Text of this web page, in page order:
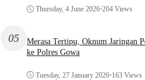
Thursday, 4 June 2026•204 Views
05
Merasa Tertipu, Oknum Jaringan
ke Polres Gowa
Tuesday, 27 January 2026•163 Views